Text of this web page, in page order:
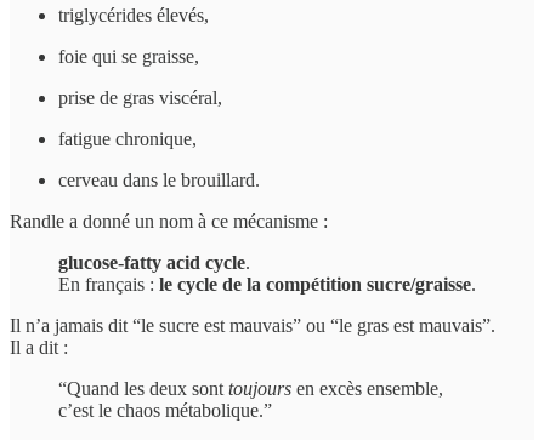
triglycérides élevés,
foie qui se graisse,
prise de gras viscéral,
fatigue chronique,
cerveau dans le brouillard.
Randle a donné un nom à ce mécanisme :
glucose-fatty acid cycle.
En français : le cycle de la compétition sucre/graisse.
Il n’a jamais dit “le sucre est mauvais” ou “le gras est mauvais”.
Il a dit :
“Quand les deux sonttoujours en excès ensemble,
c’est le chaos métabolique.”